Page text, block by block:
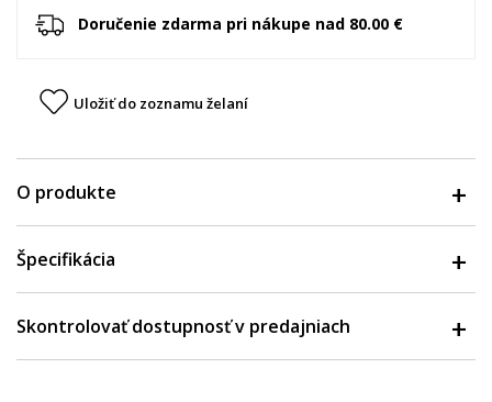
Doručenie zdarma pri nákupe nad 80.00 €
Uložiť do zoznamu želaní
O produkte
Špecifikácia
Skontrolovať dostupnosť v predajniach